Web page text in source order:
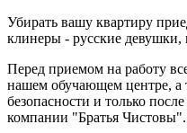
Убирать вашу квартиру
клинеры - русские девушки,
Перед приемом на работу
нашем обучающем центре, а
безопасности и только
компании "Братья Чистовы".